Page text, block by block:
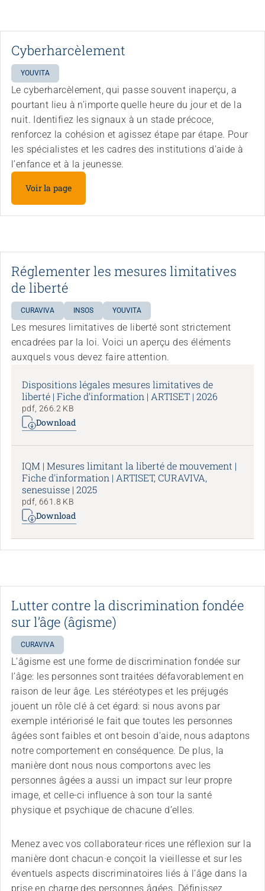
Cyberharcèlement
YOUVITA
Le cyberharcèlement, qui passe souvent inaperçu, a
pourtant lieu à n’importe quelle heure du jour et de la
nuit. Identifiez les signaux à un stade précoce,
renforcez la cohésion et agissez étape par étape. Pour
les spécialistes et les cadres des institutions d’aide à
l’enfance et à la jeunesse.
Voir la page
Réglementer les mesures limitatives
de liberté
CURAVIVA INSOS YOUVITA
Les mesures limitatives de liberté sont strictement
encadrées par la loi. Voici un aperçu des éléments
auxquels vous devez faire attention.
Dispositions légales mesures limitatives de
liberté | Fiche d’information | ARTISET | 2026
pdf, 266.2 KB
Download
IQM | Mesures limitant la liberté de mouvement |
Fiche d'information | ARTISET, CURAVIVA,
senesuisse | 2025
pdf, 661.8 KB
Download
Lutter contre la discrimination fondée
sur l’âge (âgisme)
CURAVIVA
L’âgisme est une forme de discrimination fondée sur
l’âge: les personnes sont traitées défavorablement en
raison de leur âge. Les stéréotypes et les préjugés
jouent un rôle clé à cet égard: si nous avons par
exemple intériorisé le fait que toutes les personnes
âgées sont faibles et ont besoin d’aide, nous adaptons
notre comportement en conséquence. De plus, la
manière dont nous nous comportons avec les
personnes âgées a aussi un impact sur leur propre
image, et celle-ci influence à son tour la santé
physique et psychique de chacune d’elles.
Menez avec vos collaborateur·rices une réflexion sur la
manière dont chacun·e conçoit la vieillesse et sur les
éventuels aspects discriminatoires liés à l’âge dans la
prise en charge des personnes âgées. Définissez